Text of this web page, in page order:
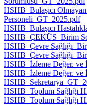
HSHB_Bulaşıcı
Personeli_GT_2025.pdf
HSHB_Bulaşıcı
HSHB_ÇEKÜS_Birim
HSHB_Çevre
HSHB_Çevre
HSHB_İzleme Değer. ve
HSHB_İzleme Değer.
HSHB_Toplum Sağlığı
HSHB_Toplum Sağlığı